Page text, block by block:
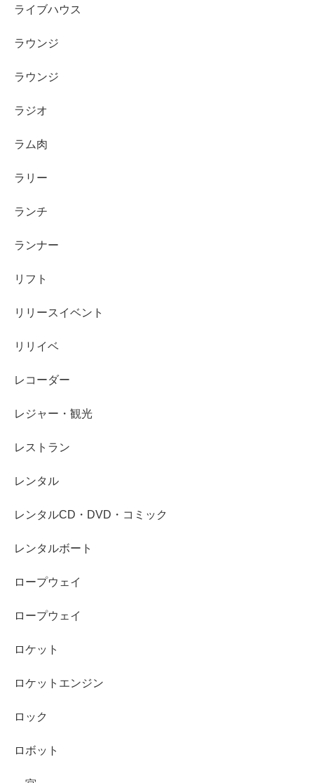
ライブハウス
ラウンジ
ラウンジ
ラジオ
ラム肉
ラリー
ランチ
ランナー
リフト
リリースイベント
リリイベ
レコーダー
レジャー・観光
レストラン
レンタル
レンタルCD・DVD・コミック
レンタルボート
ロープウェイ
ロープウェイ
ロケット
ロケットエンジン
ロック
ロボット